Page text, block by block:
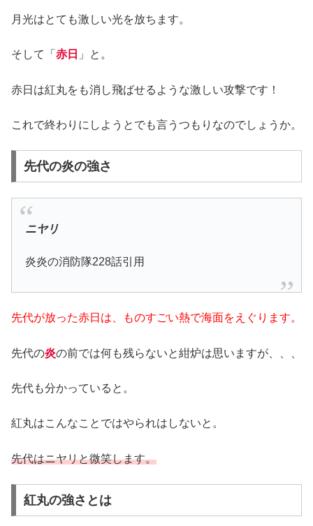
月光はとても激しい光を放ちます。
そして「 赤日 」と。
赤日は紅丸をも消し飛ばせるような激しい攻撃です！
これで終わりにしようとでも言うつもりなのでしょうか。
先代の炎の強さ
ニヤリ
炎炎の消防隊228話引用
先代が放った赤日は、ものすごい熱で海面をえぐります。
先代の炎の前では何も残らないと紺炉は思いますが、、、
先代も分かっていると。
紅丸はこんなことではやられはしないと。
先代はニヤリと微笑します。
紅丸の強さとは